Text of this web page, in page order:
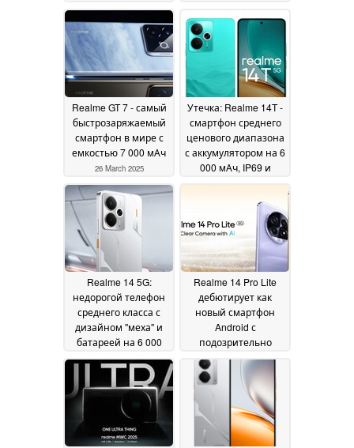
iPhone 28 March 2025
Realme GT 7 - самый
быстрозаряжаемый
смартфон в мире с
емкостью 7 000 мАч
26 March 2025
Утечка: Realme 14T -
смартфон среднего
ценового диапазона
с аккумулятором на 6
000 мАч, IP69 и
AMOLED-дисплеем с
частотой 120 Гц
Realme 14 5G:
недорогой телефон
среднего класса с
дизайном "меха" и
батареей на 6 000
мАч выходит в
продажу в
ближайшее время15
March 2025
Realme 14 Pro Lite
дебютирует как
новый смартфон
Android с
подозрительно
знакомыми
характеристиками
March 2025